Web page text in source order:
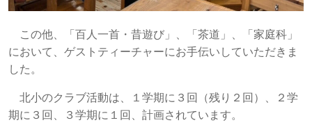
この他、「百人一首・昔遊び」、「茶道」、「家庭科」
において、ゲストティーチャーにお手伝いしていただきま
した。
北小のクラブ活動は、１学期に３回（残り２回）、２学
期に３回、３学期に１回、計画されています。